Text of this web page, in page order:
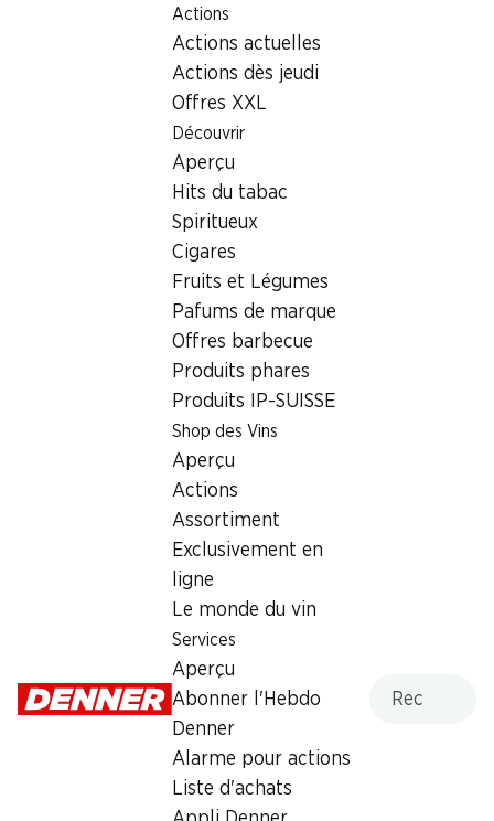
Actions
Actions actuelles
Actions dès jeudi
Offres XXL
Découvrir
Aperçu
Hits du tabac
Spiritueux
Cigares
Fruits et Légumes
Pafums de marque
Offres barbecue
Produits phares
Produits IP-SUISSE
Shop des Vins
Aperçu
Actions
Assortiment
Exclusivement en
ligne
Le monde du vin
Services
Aperçu
Abonner l'Hebdo
Denner
Alarme pour actions
Liste d'achats
Localisateur de succursales
Succursale Denner Route d'Yvonnand 8, 1522 Lucens
1522 Lucens
Route d'Yvonnand 8, 1522 Lucens
Heures d'ouverture
Samedi 07:30 - 17:00